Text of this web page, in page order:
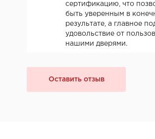
сертификацию, что
быть уверенным в
результате, а главное
удовольствие от
нашими дверями.
Оставить отзыв